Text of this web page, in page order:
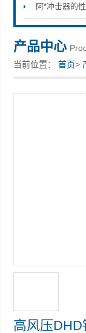
阿*冲击器的
产品中心
当前位置：首页>
高风压DHD钎头
高风压DHD